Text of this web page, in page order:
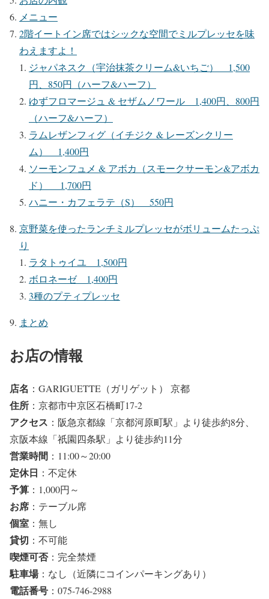
メニュー
2階イートイン席ではシックな空間でミルプレッセを味
わえますよ！
ジャパネスク（宇治抹茶クリーム&いちご） 1,500
円、850円（ハーフ&ハーフ）
ゆずフロマージュ & セザムノワール 1,400円、800円
（ハーフ&ハーフ）
ラムレザンフィグ（イチジク & レーズンクリー
ム） 1,400円
ソーモンフュメ & アボカ（スモークサーモン&アボカ
ド） 1,700円
ハニー・カフェラテ（S） 550円
京野菜を使ったランチミルプレッセがボリュームたっぷ
り
ラタトゥイユ 1,500円
ボロネーゼ 1,400円
3種のプティプレッセ
まとめ
お店の情報
店名 ：GARIGUETTE（ガリゲット） 京都
住所 ：京都市中京区石橋町17-2
アクセス ：阪急京都線「京都河原町駅」より徒歩約8分、
京阪本線「祇園四条駅」より徒歩約11分
営業時間 ：11:00～20:00
定休日 ：不定休
予算 ：1,000円～
お席 ：テーブル席
個室 ：無し
貸切 ：不可能
喫煙可否：完全禁煙
駐車場：なし（近隣にコインパーキングあり）
電話番号 ：075-746-2988